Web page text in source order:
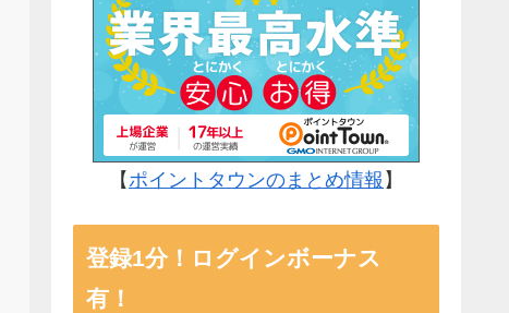
【ポイントタウンのまとめ情報 】
登録1分！ログインボーナス
有！